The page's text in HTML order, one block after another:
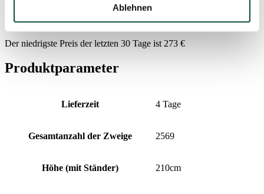
Ablehnen
Preisverlauf
Der niedrigste Preis der letzten 30 Tage ist 273 €
Produktparameter
Lieferzeit 4 Tage
Gesamtanzahl der Zweige 2569
Höhe (mit Ständer) 210cm